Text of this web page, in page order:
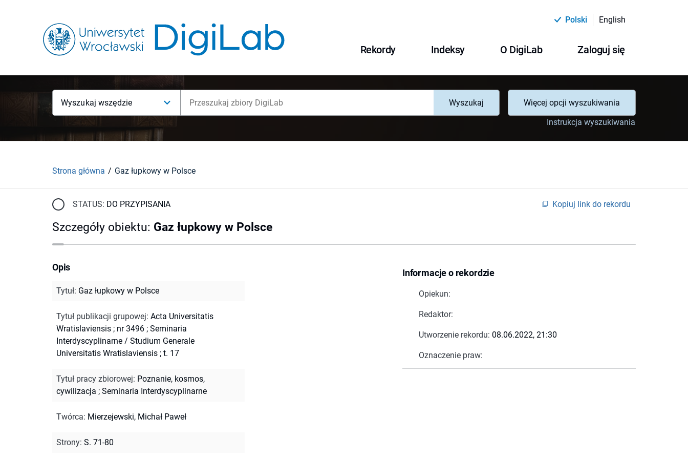
Polski English
Rekordy Indeksy O DigiLab Zaloguj się
Wyszukaj wszędzie Wyszukaj
Więcej opcji wyszukiwania
Instrukcja wyszukiwania
Strona główna Gaz łupkowy w Polsce
STATUS: DO PRZYPISANIA Kopiuj link do rekordu
Szczegóły obiektu: Gaz łupkowy w Polsce
Informacje o rekordzie
Opiekun:
Redaktor:
Utworzenie rekordu: 08.06.2022, 21:30
Oznaczenie praw:
Opis
Tytuł: Gaz łupkowy w Polsce
Tytuł publikacji grupowej: Acta Universitatis
Wratislaviensis ; nr 3496 ; Seminaria
Interdyscyplinarne / Studium Generale
Universitatis Wratislaviensis ; t. 17
Tytuł pracy zbiorowej: Poznanie, kosmos,
cywilizacja ; Seminaria Interdyscyplinarne
Twórca: Mierzejewski, Michał Paweł
Strony: S. 71-80